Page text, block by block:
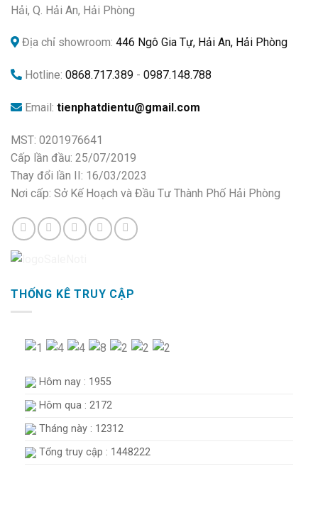
Hải, Q. Hải An, Hải Phòng
Địa chỉ showroom: 446 Ngô Gia Tự, Hải An, Hải Phòng
Hotline: 0868.717.389 - 0987.148.788
Email: tienphatdientu@gmail.com
MST: 0201976641
Cấp lần đầu: 25/07/2019
Thay đổi lần II: 16/03/2023
Nơi cấp: Sở Kế Hoạch và Đầu Tư Thành Phố Hải Phòng
THỐNG KÊ TRUY CẬP
Hôm nay : 1955
Hôm qua : 2172
Tháng này : 12312
Tổng truy cập : 1448222